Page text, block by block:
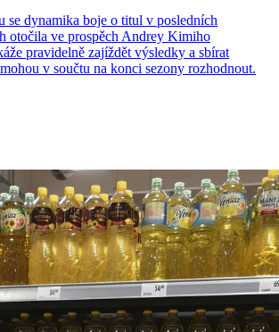
se dynamika boje o titul v posledních
otočila ve prospěch Andrey Kimiho
pravidelně zajíždět výsledky a sbírat
v součtu na konci sezony rozhodnout.